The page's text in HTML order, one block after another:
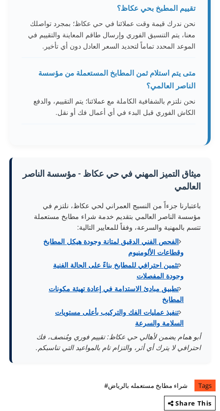
تقييم المطبخ بحي عكاظ؟
نحن ندرك قيمة وقت عملائنا في حي عكاظ؛ بمجرد تواصلك
معنا، يتم التنسيق الفوري وإرسال طاقم المعاينة والتقييم في
الموعد المحدد تماماً لتحديد السعر العادل دون أي تأخير.
متى يتم استلام ثمن المطابخ المستعملة من مؤسسة
الناصر العالمي؟
نحن نلتزم بالشفافية الكاملة مع عملائنا؛ يتم التقييم، والدفع
الكاش الفوري قبل البدء في أي أعمال فك أو نقل.
ميثاق التميز المهني في حي عكاظ - مؤسسة الناصر
العالمي
باعتبارنا جزءاً من النسيج العمراني لحي عكاظ، نلتزم في
مؤسسة الناصر العالمي بتقديم خدمة شراء مطابخ مستعملة
تتسم بالمهنية والسرعة، وفقاً للمعايير التالية:
الفحص الفني الدقيق لمتانة وجودة هيكل المطابخ
وقطاعات الألومنيوم
تثمين احترافي للمطابخ بناءً على الحالة الفنية
وجودة المفصلات
تطبيق مبادئ الاستدامة في إعادة تهيئة مكونات
المطابخ
تنفيذ عمليات الفك والتركيب بأعلى مستويات
السلامة والسرعة
أبو همام يضمن لأهالي حي عكاظ: تقييم فوري ومُنصف، فك
احترافي لا يترك أي أثر، والتزام تام بالمواعيد التي تناسبكم.
Tags
شراء مطابخ مستعمله بالرياض#
Share This